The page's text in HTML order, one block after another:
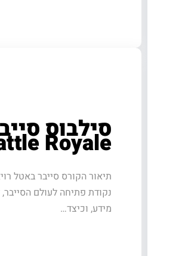
סילבוס
Royale
תיאור הקורס סייבר באטל
נקודת פתיחה לעולם
מידע, וכיצד…